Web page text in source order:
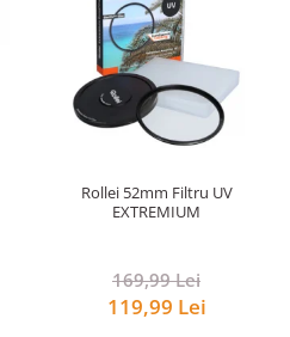
Rollei 52mm Filtru UV
EXTREMIUM
169,99 Lei
119,99 Lei